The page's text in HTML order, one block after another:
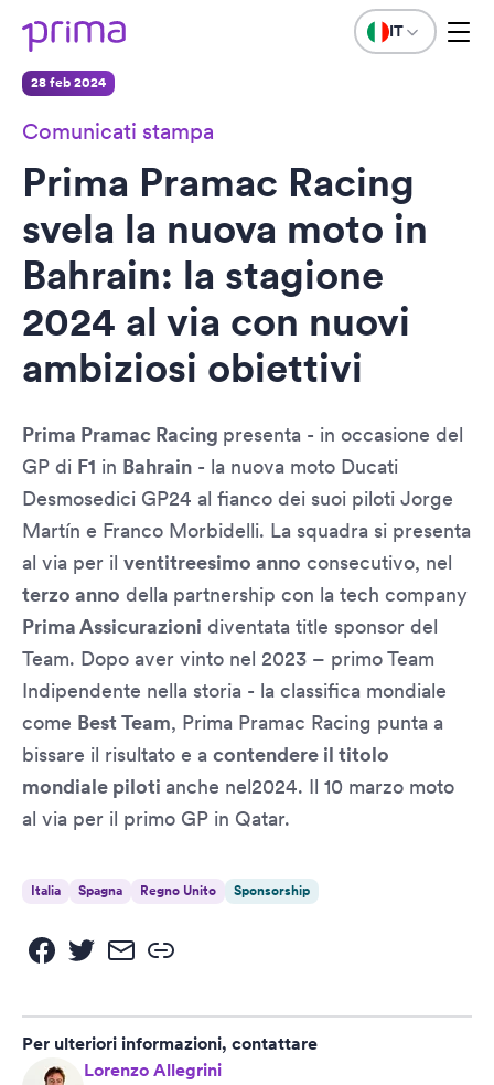
IT
28 feb 2024
Comunicati stampa
Prima Pramac Racing
svela la nuova moto in
Bahrain: la stagione
2024 al via con nuovi
ambiziosi obiettivi
Prima Pramac Racing presenta - in occasione del
GP di F1 in Bahrain - la nuova moto Ducati
Desmosedici GP24 al fianco dei suoi piloti Jorge
Martín e Franco Morbidelli. La squadra si presenta
al via per il ventitreesimo anno consecutivo, nel
terzo anno della partnership con la tech company
Prima Assicurazioni diventata title sponsor del
Team. Dopo aver vinto nel 2023 – primo Team
Indipendente nella storia - la classifica mondiale
come Best Team, Prima Pramac Racing punta a
bissare il risultato e a contendere il titolo
mondiale piloti anche nel2024. Il 10 marzo moto
al via per il primo GP in Qatar.
Italia Spagna Regno Unito Sponsorship
Per ulteriori informazioni, contattare
Lorenzo Allegrini